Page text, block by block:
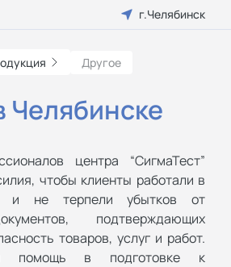
г.Челябинск
Другое
Челябинске
центра “СигмаТест”
чтобы клиенты работали в
и не терпели убытков от
подтверждающих
товаров, услуг и работ.
помощь в подготовке к